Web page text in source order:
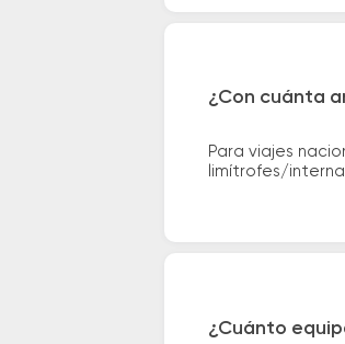
¿Con cuánta
Para viajes
limítrofes/
¿Cuánto